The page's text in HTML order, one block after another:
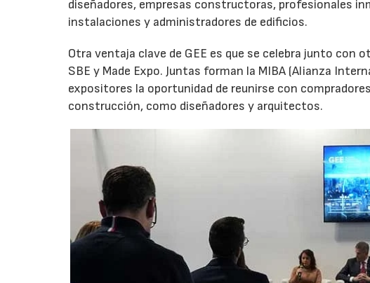
diseñadores, empresas constructoras, profesionales
instalaciones y administradores de edificios.
Otra ventaja clave de GEE es que se celebra junto
SBE y Made Expo. Juntas forman la MIBA (Alianza
expositores la oportunidad de reunirse con
construcción, como diseñadores y arquitectos.